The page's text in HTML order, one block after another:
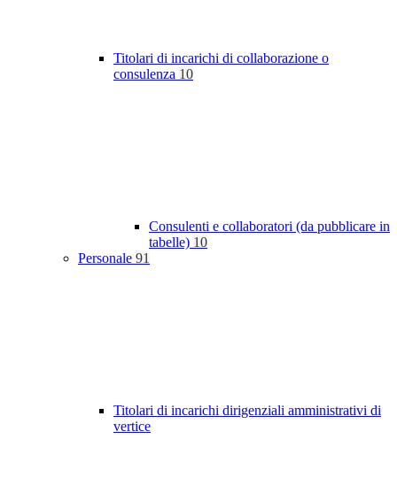
Titolari di incarichi di collaborazione o
consulenza 10
Consulenti e collaboratori (da pubblicare in
tabelle) 10
Personale 91
Titolari di incarichi dirigenziali amministrativi di
vertice